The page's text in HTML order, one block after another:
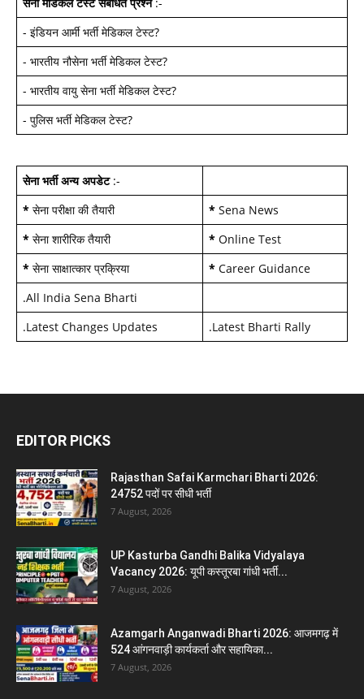
सेना मेडिकल टेस्ट संबंधित प्रश्न:-
- इंडियन आर्मी भर्ती मेडिकल टेस्ट?
- भारतीय नौसेना भर्ती मेडिकल टेस्ट?
- भारतीय वायु सेना भर्ती मेडिकल टेस्ट?
- पुलिस भर्ती मेडिकल टेस्ट?
सेना भर्ती अन्य अपडेट:-
* सेना परीक्षा की तैयारी * Sena News
* सेना शारीरिक तैयारी * Online Test
* सेना साक्षात्कार प्रक्रिया * Career Guidance
.All India Sena Bharti
.Latest Changes Updates .Latest Bharti Rally
EDITOR PICKS
Rajasthan Safai Karmchari Bharti 2026:
24752 पदों पर सीधी भर्ती
7 August, 2026
UP Kasturba Gandhi Balika Vidyalaya
Vacancy 2026: यूपी कस्तूरबा गांधी भर्ती...
7 August, 2026
Azamgarh Anganwadi Bharti 2026: आजमगढ़ में
524 आंगनवाड़ी कार्यकर्ता और सहायिका...
7 August, 2026